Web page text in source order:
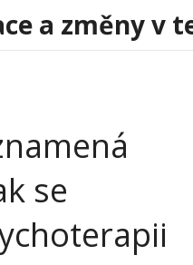
a změny v
se